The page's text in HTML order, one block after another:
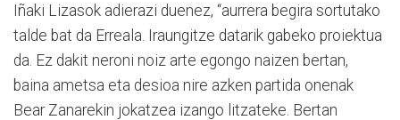
Iñaki Lizasok adierazi duenez, “aurrera begira sortutako
talde bat da Erreala. Iraungitze datarik gabeko proiektua
da. Ez dakit neroni noiz arte egongo naizen bertan,
baina ametsa eta desioa nire azken partida onenak
Bear Zanarekin jokatzea izango litzateke. Bertan